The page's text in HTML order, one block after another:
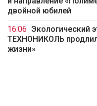
двойной юбилей
16:06 Экологический
ТЕХНОНИКОЛЬ
жизни»